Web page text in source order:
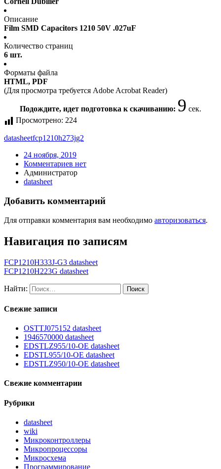
Описание
Film SMD Capacitors 1210 50V .027uF
Количество страниц
6 шт.
Форматы файла
HTML, PDF
(Для просмотра требуется Adobe Acrobat Reader)
Подождите, идет подготовка к скачиванию: 9 сек.
Просмотрено: 224
datasheetfcp1210h273jg2
24 ноября, 2019
Комментариев нет
Администратор
datasheet
Добавить комментарий
Для отправки комментария вам необходимо авторизоваться.
Навигация по записям
FCP1210H333J-G3 datasheet
FCP1210H223G datasheet
Найти:
Свежие записи
OSTTJ075152 datasheet
1946570000 datasheet
EDSTLZ955/10-OE datasheet
EDSTL955/10-OE datasheet
EDSTLZ950/10-OE datasheet
Свежие комментарии
Рубрики
datasheet
wiki
Микроконтроллеры
Микропроцессоры
Микросхема
Программирование